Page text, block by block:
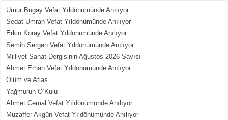
MEHMET ÇOBAN
İçerdeki Put Dışardaki Maskeler...
Umur Bugay Vefat Yıldönümünde Anılıyor
Sedat Umran Vefat Yıldönümünde Anılıyor
Erkin Koray Vefat Yıldönümünde Anılıyor
Semih Sergen Vefat Yıldönümünde Anılıyor
Milliyet Sanat Dergisinin Ağustos 2026 Sayısı
Ahmet Erhan Vefat Yıldönümünde Anılıyor
Ölüm ve Atlas
Yağmurun O’Kulu
Ahmet Cemal Vefat Yıldönümünde Anılıyor
Muzaffer Akgün Vefat Yıldönümünde Anılıyor